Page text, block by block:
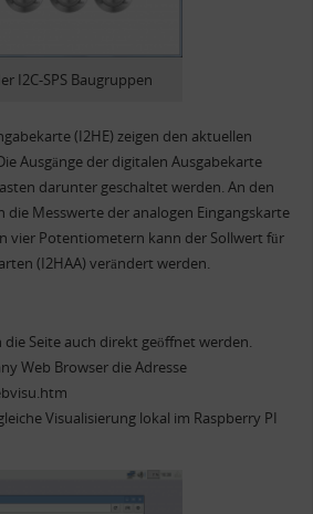
I2C-SPS Baugruppen
(I2HE) zeigen den aktuellen
Ausgänge der digitalen Ausgabekarte
darunter geschaltet werden. An den
die Messwerte der analogen Eingangskarte
vier Potentiometern kann der Sollwert für
(I2HAA) verändert werden.
Seite auch direkt geöffnet werden.
Web Browser die Adresse
Visualisierung lokal im Raspberry PI